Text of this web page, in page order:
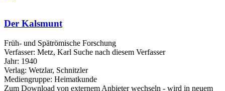
Der Kalsmunt
Früh- und Spätrömische Forschung
Verfasser: Metz, Karl Suche nach diesem Verfasser
Jahr: 1940
Verlag: Wetzlar, Schnitzler
Mediengruppe: Heimatkunde
Zum Download von externem Anbieter wechseln - wird in neuem